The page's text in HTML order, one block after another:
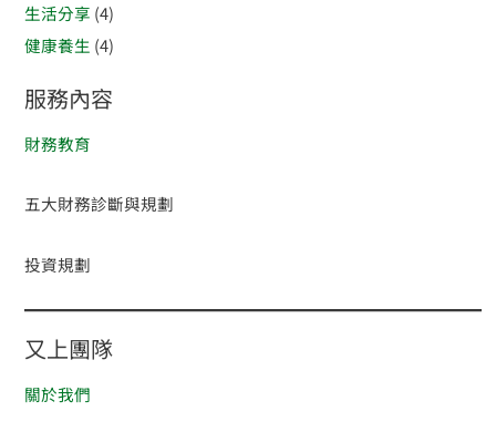
生活分享 (4)
健康養生 (4)
服務內容
財務教育
五大財務診斷與規劃
投資規劃
又上團隊
關於我們